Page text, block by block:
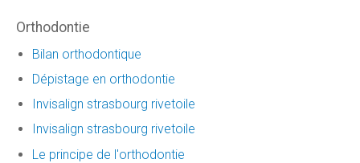
Orthodontie
Bilan orthodontique
Dépistage en orthodontie
Invisalign strasbourg rivetoile
Invisalign strasbourg rivetoile
Le principe de l'orthodontie